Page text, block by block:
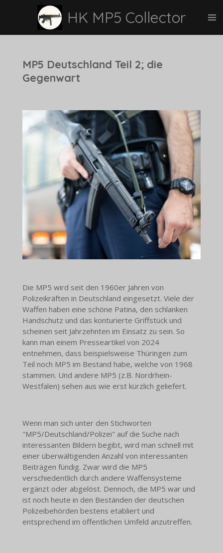
Hauptinhalt
HK MP5 Collector
MP5 Deutschland Teil 2; die
Gegenwart
Die MP5 wird seit den 1960er Jahren von
Polizeikräften in Deutschland eingesetzt. Viele der
Waffen haben eine schöne Patina, den schlanken
Handschutz und das konturierte Griffstück und
scheinen seit Jahrzehnten im Einsatz zu sein. So
kann man einem Presseartikel von 2024
entnehmen, dass beispielsweise Thüringen zum
Teil noch MP5 im Bestand habe, welche von 1968
stammen. Und andere MP5 (z.B. Nordrhein-
Westfalen) sehen aus wie erst kürzlich geliefert.
Wenn man sich unter den Stichworten
"MP5/Deutschland/Polizei" auf die Suche nach
interessanten Bildern begibt, wird man schnell mit
einer überwältigenden Anzahl von interessanten
Beiträgen fündig. Zwar wird die MP5
verschiedentlich durch andere Waffensysteme
ergänzt oder abgelöst. Dennoch, die MP5 war und
ist noch heute in den Beständen der deutschen
Polizeibehörden bestens etabliert und
entsprechend im öffentlichen Umfeld anzutreffen.